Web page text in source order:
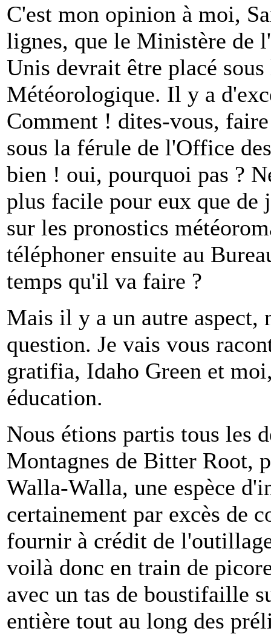
C'est mon opinion à moi,
lignes, que le Ministère de
Unis devrait être placé
Météorologique. Il y a
Comment ! dites-vous,
sous la férule de l'Office
bien ! oui, pourquoi pas ?
plus facile pour eux que de
sur les pronostics
téléphoner ensuite au
temps qu'il va faire ?
Mais il y a un autre aspect,
question. Je vais vous
gratifia, Idaho Green et
éducation.
Nous étions partis tous les
Montagnes de Bitter Root,
Walla-Walla, une espèce
certainement par excès de
fournir à crédit de
voilà donc en train de
avec un tas de boustifaille
entière tout au long des